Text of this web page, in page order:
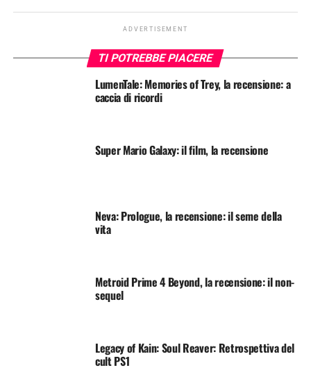
ADVERTISEMENT
TI POTREBBE PIACERE
LumenTale: Memories of Trey, la recensione: a
caccia di ricordi
Super Mario Galaxy: il film, la recensione
Neva: Prologue, la recensione: il seme della
vita
Metroid Prime 4 Beyond, la recensione: il non-
sequel
Legacy of Kain: Soul Reaver: Retrospettiva del
cult PS1